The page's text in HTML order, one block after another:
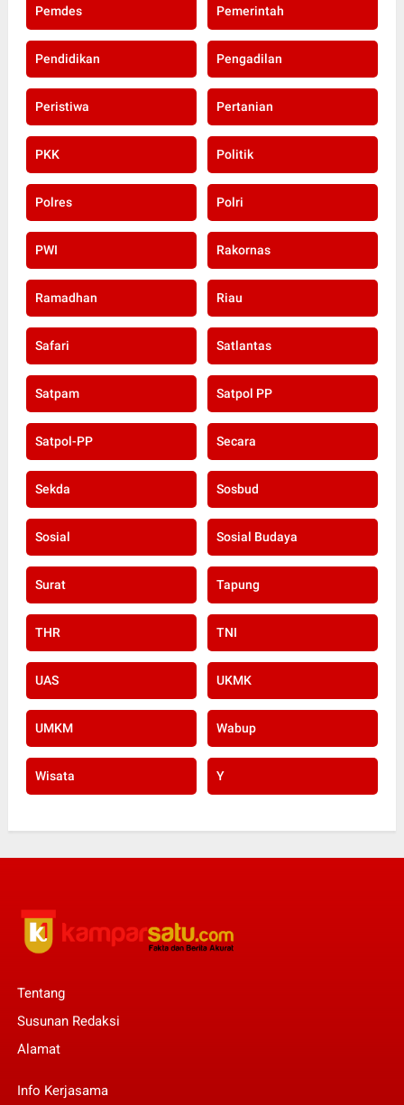
Pemdes Pemerintah
Pendidikan Pengadilan
Peristiwa Pertanian
PKK Politik
Polres Polri
PWI Rakornas
Ramadhan Riau
Safari Satlantas
Satpam Satpol PP
Satpol-PP Secara
Sekda Sosbud
Sosial Sosial Budaya
Surat Tapung
THR TNI
UAS UKMK
UMKM Wabup
Wisata Y
Tentang
Susunan Redaksi
Alamat
Info Kerjasama